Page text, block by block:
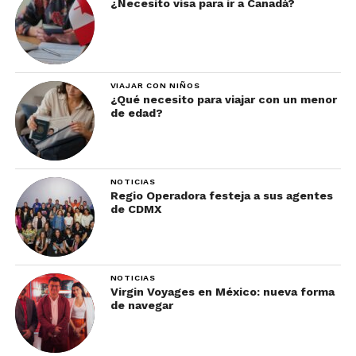
¿Necesito visa para ir a Canadá?
VIAJAR CON NIÑOS
¿Qué necesito para viajar con un menor
de edad?
NOTICIAS
Regio Operadora festeja a sus agentes
de CDMX
NOTICIAS
Virgin Voyages en México: nueva forma
de navegar